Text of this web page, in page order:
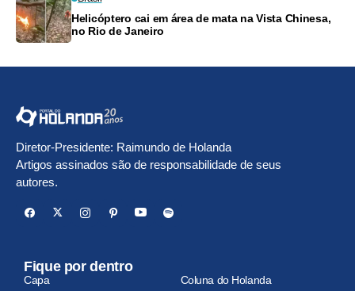
Helicóptero cai em área de mata na Vista Chinesa,
no Rio de Janeiro
Diretor-Presidente: Raimundo de Holanda
Artigos assinados são de responsabilidade de seus
autores.
Fique por dentro
Capa
Coluna do Holanda